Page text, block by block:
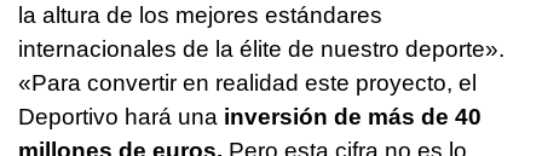
la altura de los mejores estándares
internacionales de la élite de nuestro deporte».
«Para convertir en realidad este proyecto, el
Deportivo hará una inversión de más de 40
millones de euros. Pero esta cifra no es lo